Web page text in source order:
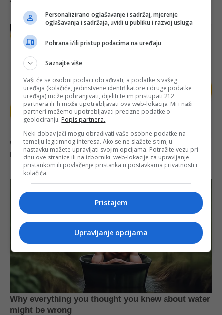
Personalizirano oglašavanje i sadržaj, mjerenje
oglašavanja i sadržaja, uvidi u publiku i razvoj usluga
Pohrana i/ili pristup podacima na uređaju
Saznajte više
Vaši će se osobni podaci obrađivati, a podatke s vašeg
uređaja (kolačiće, jedinstvene identifikatore i druge podatke
uređaja) može pohranjivati, dijeliti te im pristupati 212
partnera ili ih može upotrebljavati ova web-lokacija. Mi i naši
partneri možemo upotrebljavati precizne podatke o
geolociranju. Popis partnera.
Neki dobavljači mogu obrađivati vaše osobne podatke na
temelju legitimnog interesa. Ako se ne slažete s tim, u
nastavku možete upravljati svojim opcijama. Potražite vezu pri
dnu ove stranice ili na izborniku web-lokacije za upravljanje
pristankom ili povlačenje pristanka u postavkama privatnosti i
kolačića.
Pristajem
Upravljanje opcijama